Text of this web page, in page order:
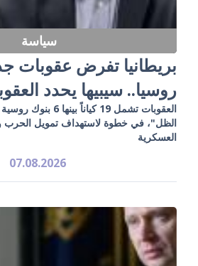
سياسة
بريطانيا تفرض عقوبات
روسيا.. سيبيها يحدد
الظل"، في خطوة لاستهداف تمويل الحرب
العسكرية
07.08.2026